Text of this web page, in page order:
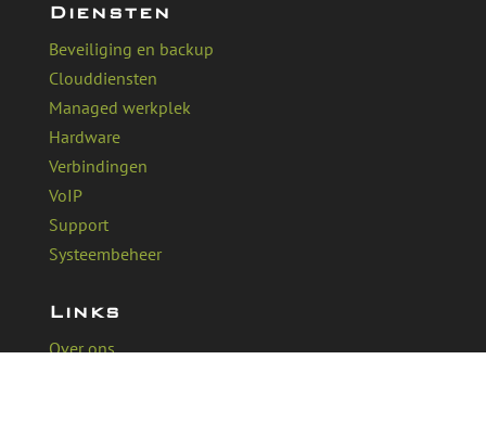
Diensten
Beveiliging en backup
Clouddiensten
Managed werkplek
Hardware
Verbindingen
VoIP
Support
Systeembeheer
Links
Over ons